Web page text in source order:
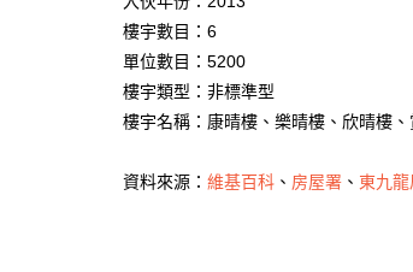
樓宇數目：6
單位數目：5200
樓宇類型：非標準型
樓宇名稱：康晴樓、樂晴樓、欣晴樓
資料來源： 維基百科 、 房屋署 、 東九